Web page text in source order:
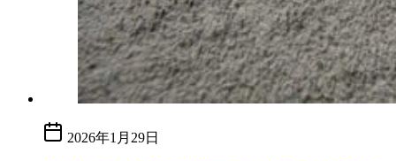
2026年1月29日